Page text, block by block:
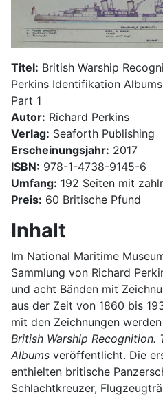
Titel: British Warship
Perkins Identifikation
Part 1
Autor: Richard Perkins
Verlag: Seaforth Publishing
Erscheinungsjahr: 2017
ISBN: 978-1-4738-9145-6
Umfang: 192 Seiten mit
Preis: 60 Britische Pfund
Inhalt
Im National Maritime
Sammlung von Richard
und acht Bänden mit
aus der Zeit von 1860 bis
mit den Zeichnungen
British Warship Recognition.
Albums veröffentlicht. Die
enthielten britische
Schlachtkreuzer,